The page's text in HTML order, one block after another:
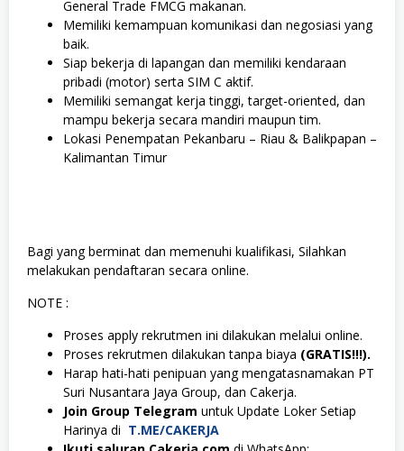
General Trade FMCG makanan.
Memiliki kemampuan komunikasi dan negosiasi yang
baik.
Siap bekerja di lapangan dan memiliki kendaraan
pribadi (motor) serta SIM C aktif.
Memiliki semangat kerja tinggi, target-oriented, dan
mampu bekerja secara mandiri maupun tim.
Lokasi Penempatan Pekanbaru – Riau & Balikpapan –
Kalimantan Timur
Bagi yang berminat dan memenuhi kualifikasi, Silahkan
melakukan pendaftaran secara online.
NOTE :
Proses apply rekrutmen ini dilakukan melalui online.
Proses rekrutmen dilakukan tanpa biaya (GRATIS!!!).
Harap hati-hati penipuan yang mengatasnamakan PT
Suri Nusantara Jaya Group, dan Cakerja.
Join Group Telegram untuk Update Loker Setiap
Harinya di T.ME/CAKERJA